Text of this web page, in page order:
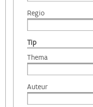
Regio
Tip
Thema
Auteur